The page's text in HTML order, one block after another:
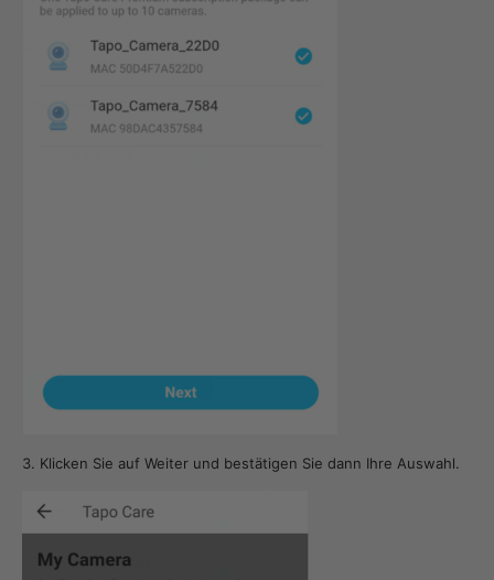
Klicken Sie auf Weiter und bestätigen Sie dann Ihre Auswahl.